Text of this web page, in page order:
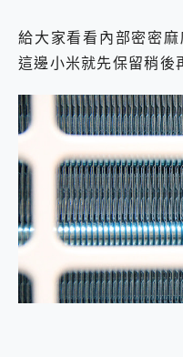
給大家看看內部密密
這邊小米就先保留稍